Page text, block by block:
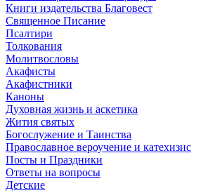
Книги издательства Благовест
Священное Писание
Псалтири
Толкования
Молитвословы
Акафисты
Акафистники
Каноны
Духовная жизнь и аскетика
Жития святых
Богослужение и Таинства
Православное вероучение и катехизис
Посты и Праздники
Ответы на вопросы
Детские